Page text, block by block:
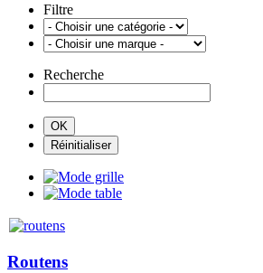
Filtre
Recherche
Routens